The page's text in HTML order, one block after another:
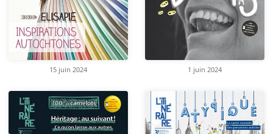
15 juin 2024 1 juin 2024